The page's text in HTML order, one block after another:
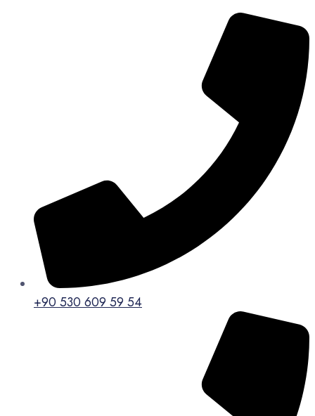
+90 530 609 59 54